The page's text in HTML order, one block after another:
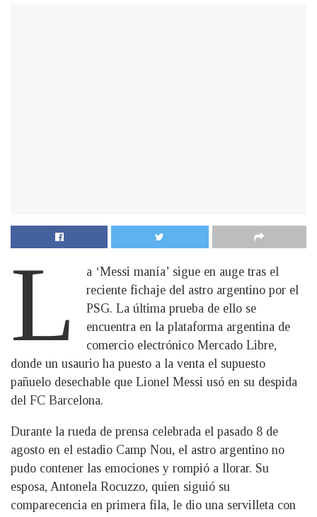
L
a ‘Messi manía’ sigue en auge tras el
reciente fichaje del astro argentino por el
PSG. La última prueba de ello se
encuentra en la plataforma argentina de
comercio electrónico Mercado Libre,
donde un usaurio ha puesto a la venta el supuesto
pañuelo desechable que Lionel Messi usó en su despida
del FC Barcelona.
Durante la rueda de prensa celebrada el pasado 8 de
agosto en el estadio Camp Nou, el astro argentino no
pudo contener las emociones y rompió a llorar. Su
esposa, Antonela Rocuzzo, quien siguió su
comparecencia en primera fila, le dio una servilleta con